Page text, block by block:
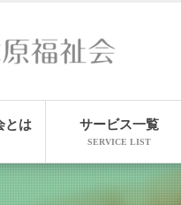
とは サービス一覧
SERVICE LIST